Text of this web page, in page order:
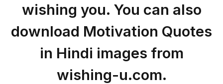
wishing you. You can also
download Motivation Quotes
in Hindi images from
wishing-u.com.